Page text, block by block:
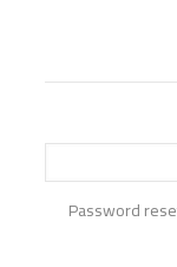
Password